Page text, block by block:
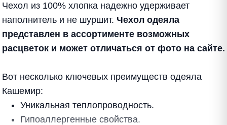
Чехол из 100% хлопка надежно удерживает
наполнитель и не шуршит. Чехол одеяла
представлен в ассортименте возможных
расцветок и может отличаться от фото на сайте.
Вот несколько ключевых преимуществ одеяла
Кашемир:
Уникальная теплопроводность.
Гипоаллергенные свойства.